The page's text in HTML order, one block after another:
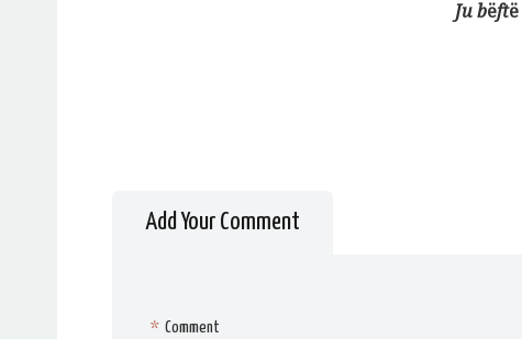
Ju bëftë
Add Your Comment
Comment
*